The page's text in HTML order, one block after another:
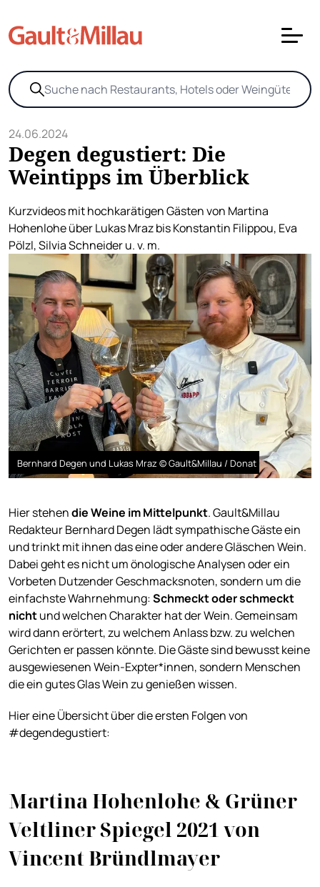
24.06.2024
Degen degustiert: Die
Weintipps im Überblick
Kurzvideos mit hochkarätigen Gästen von Martina
Hohenlohe über Lukas Mraz bis Konstantin Filippou, Eva
Pölzl, Silvia Schneider u. v. m.
Bernhard Degen und Lukas Mraz © Gault&Millau / Donat
Hier stehendie Weine im Mittelpunkt. Gault&Millau
Redakteur Bernhard Degen lädt sympathische Gäste ein
und trinkt mit ihnen das eine oder andere Gläschen Wein.
Dabei geht es nicht um önologische Analysen oder ein
Vorbeten Dutzender Geschmacksnoten, sondern um die
einfachste Wahrnehmung:Schmeckt oder schmeckt
nichtund welchen Charakter hat der Wein. Gemeinsam
wird dann erörtert, zu welchem Anlass bzw. zu welchen
Gerichten er passen könnte. Die Gäste sind bewusst keine
ausgewiesenen Wein-Expter*innen, sondern Menschen
die ein gutes Glas Wein zu genießen wissen.
Hier eine Übersicht über die ersten Folgen von
#degendegustiert:
Martina Hohenlohe & Grüner
Veltliner Spiegel 2021 von
Vincent Bründlmayer